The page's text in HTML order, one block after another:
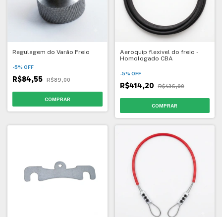
Regulagem do Varão Freio
-5% OFF
R$84,55 R$89,00
Aeroquip flexivel do freio -
Homologado CBA
-5% OFF
R$414,20 R$436,00
COMPRAR